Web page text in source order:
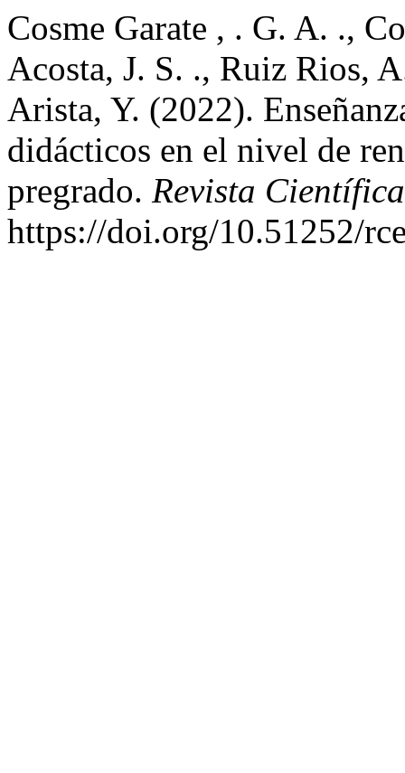
Cosme Garate , . G. A. .,
Acosta, J. S. ., Ruiz Rios,
Arista, Y. (2022).
didácticos en el nivel de
pregrado. Revista
https://doi.org/10.51252/